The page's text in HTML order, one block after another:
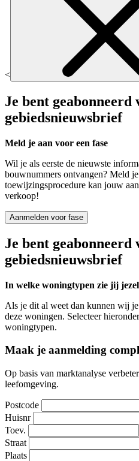
<
Je bent geabonneerd
gebiedsnieuwsbrief
Meld je aan voor een fase
Wil je als eerste de nieuwste
bouwnummers ontvangen? Meld
toewijzingsprocedure kan jouw
verkoop!
Aanmelden voor fase
Je bent geabonneerd
gebiedsnieuwsbrief
In welke woningtypen zie jij
Als je dit al weet dan kunnen wij
deze woningen. Selecteer
woningtypen.
Maak je aanmelding
Op basis van marktanalyse
leefomgeving.
Postcode
Huisnr
Toev.
Straat
Plaats